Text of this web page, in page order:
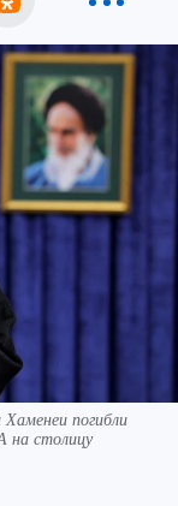
погибли
на столицу